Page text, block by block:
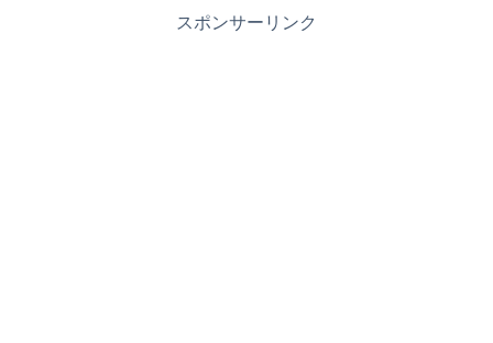
スポンサーリンク